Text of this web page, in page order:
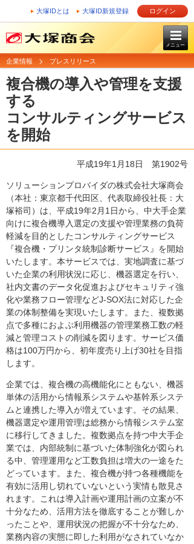
大塚IDとは 大塚ID新規登録 ログイン
メニュー
企業情報 プレスリリース
複合機の導入や管理を支援
する
コンサルティングサービス
を開始
平成19年1月18日 第1902号
ソリューションプロバイダの株式会社大塚商会
（本社：東京都千代田区、代表取締役社長：大
塚裕司）は、平成19年2月1日から、中大手企業
向けに複合機導入選定の支援や管理業務の負荷
軽減を目的としたコンサルティングサービス
『複合機・プリンタ統制診断サービス』を開始
いたします。本サービスでは、実地調査に基づ
いた企業の利用状況に応じ、機器選定を行い、
社内文書のデータ化促進およびセキュリティ強
化や業務フロー管理などJ-SOX法に対応した企
業の体制整備を実現いたします。また、複数拠
点で多種におよぶ利用機器の管理業務工数の軽
減と管理コストの削減を図ります。サービス価
格は100万円から、初年度売り上げ30社を目指
します。
企業では、複合機の高機能化にともない、機器
単体の活用から情報系システムや基幹系システ
ムと連携した導入が増えています。その結果、
機器選定や運用管理は総務から情報システム室
に移行してきました。複数拠点を持つ中大手企
業では、内部統制に基づいた体制強化が図られ
る中、管理運用など工数負担は増大の一途をた
どっています。また、複合機が持つ各種機能を
有効に活用し切れていないという実情も散見さ
れます。これは導入計画や運用計画の立案が不
十分なため、活用方法を徹底することが難しか
ったことや、運用状況の把握が不十分なため、
業務内容の実態に即した利用がなされていなか